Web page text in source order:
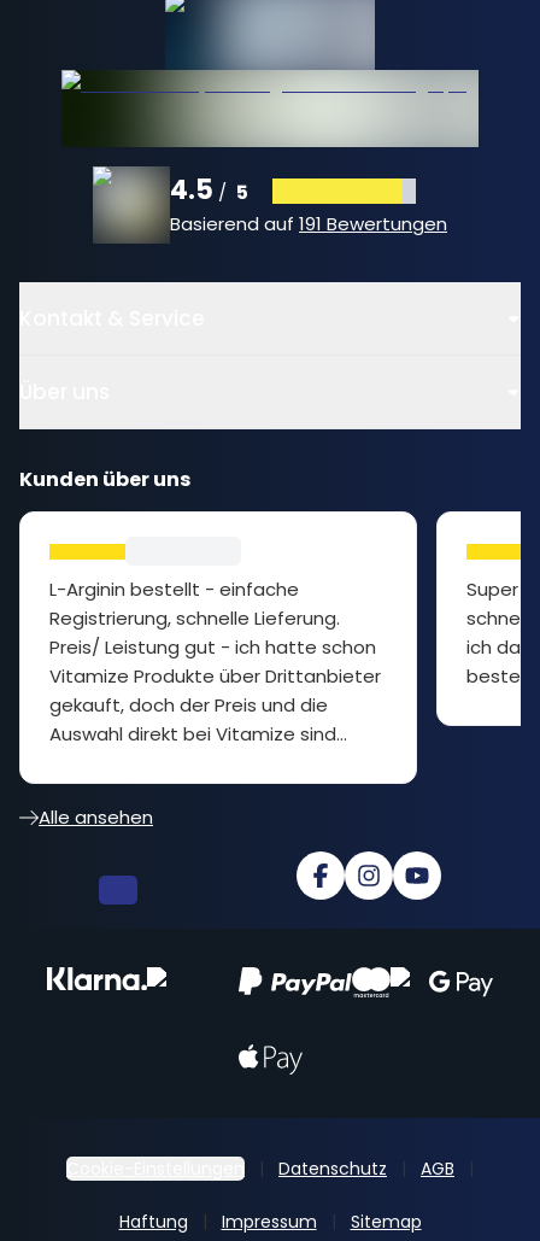
4.5 / 5
Basierend auf 191 Bewertungen
Kunden über uns
L-Arginin bestellt - einfache
Registrierung, schnelle Lieferung.
Preis/ Leistung gut - ich hatte schon
Vitamize Produkte über Drittanbieter
gekauft, doch der Preis und die
Auswahl direkt bei Vitamize sind
Super
ich das
Alle ansehen
Cookie-Einstellungen Datenschutz AGB
Haftung Impressum Sitemap